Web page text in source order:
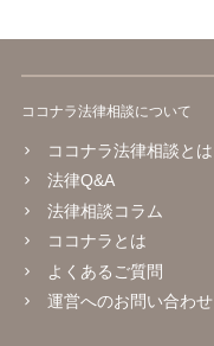
ココナラ法律相談について
ココナラ法律相談とは
法律Q&A
法律相談コラム
ココナラとは
よくあるご質問
運営へのお問い合わせ